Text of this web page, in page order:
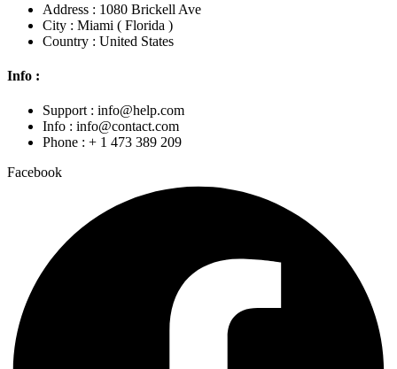
Address : 1080 Brickell Ave
City : Miami ( Florida )
Country : United States
Info :
Support : info@help.com
Info : info@contact.com
Phone : + 1 473 389 209
Facebook